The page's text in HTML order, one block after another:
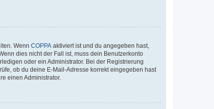
Wenn COPPA aktiviert ist und du angegeben hast,
dies nicht der Fall ist, muss dein Benutzerkonto
oder ein Administrator. Bei der Registrierung
ob du deine E-Mail-Adresse korrekt eingegeben hast
einen Administrator.